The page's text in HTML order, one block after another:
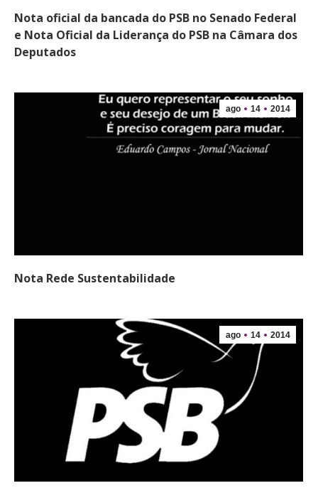
Nota oficial da bancada do PSB no Senado Federal
e Nota Oficial da Liderança do PSB na Câmara dos
Deputados
ago 14 2014
Nota Rede Sustentabilidade
ago 14 2014